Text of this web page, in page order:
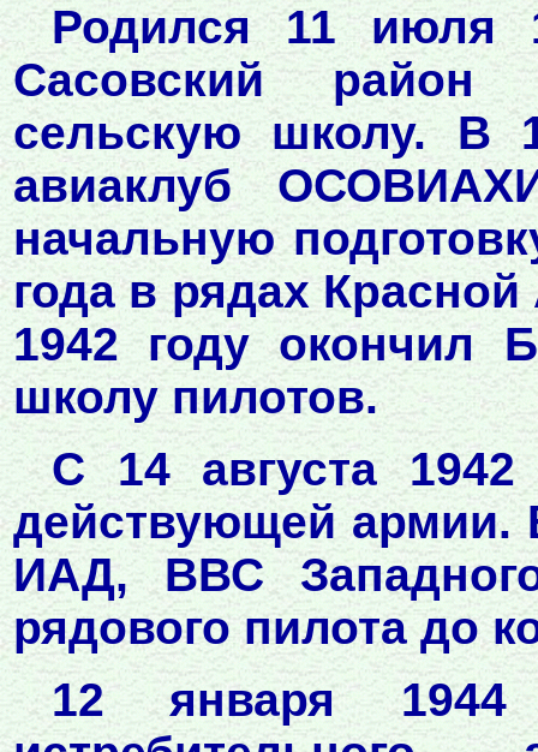
Родился 11 июля
Сасовский район
сельскую школу. В
авиаклуб
начальную
года в рядах
1942 году окончил
школу пилотов.
С 14 августа
действующей армии.
ИАД, ВВС
рядового пилота до
12 января 1944